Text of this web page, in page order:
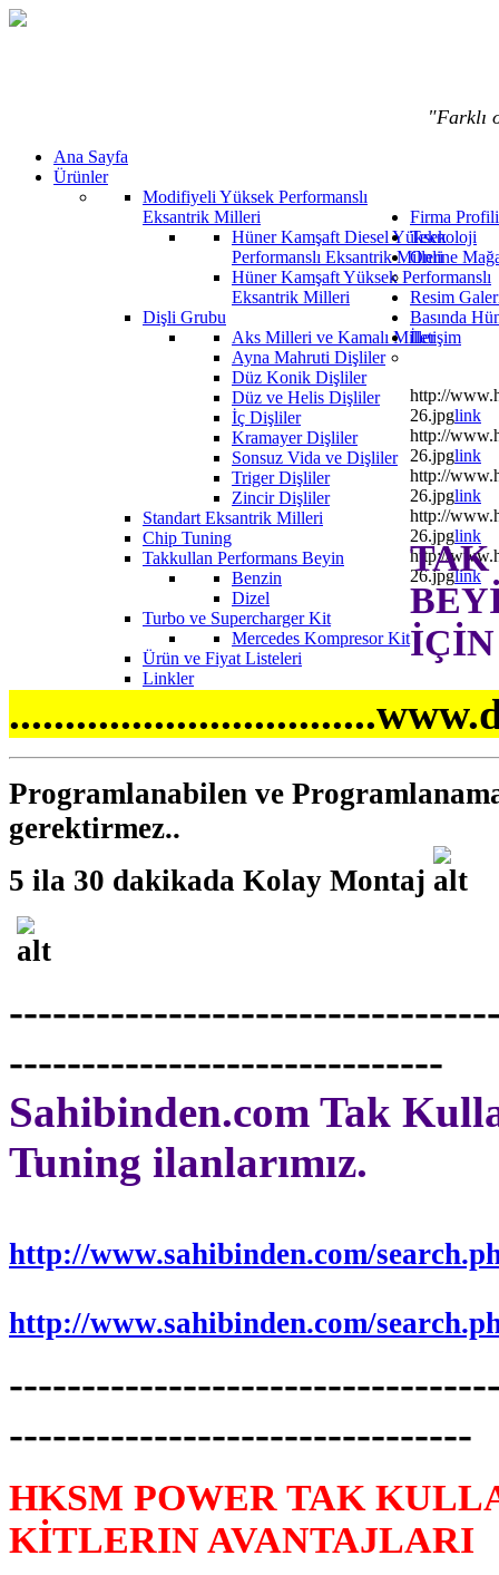
"Farklı
Ana Sayfa
Ürünler
Modifiyeli Yüksek Performanslı
Eksantrik Milleri
Hüner Kamşaft Diesel Yüksek
Performanslı Eksantrik Milleri
Hüner Kamşaft Yüksek Performanslı
Eksantrik Milleri
Dişli Grubu
Aks Milleri ve Kamalı Miller
Ayna Mahruti Dişliler
Düz Konik Dişliler
Düz ve Helis Dişliler
İç Dişliler
Kramayer Dişliler
Sonsuz Vida ve Dişliler
Triger Dişliler
Zincir Dişliler
Standart Eksantrik Milleri
Chip Tuning
Takkullan Performans Beyin
Benzin
Dizel
Turbo ve Supercharger Kit
Mercedes Kompresor Kit
Firma Profili
Teknoloji
Online
Ürün ve Fiyat Listeleri
Resim
Basında
İletişim
Linkler
http://
26.jpglink
http://
26.jpglink
http://
26.jpglink
http://
26.jpglink
http://
26.jpglink
TAK
İÇİN
Programlanabilen ve
gerektirmez..
5 ila 30 dakikada Kolay Montaj
------------------------------
Sahibinden.com Tak
Tuning ilanlarımız.
http://www.sahibinden.com/
http://www.sahibinden.com/
--------------------------------
HKSM POWER TAK
KİTLERIN AVANTAJLARI